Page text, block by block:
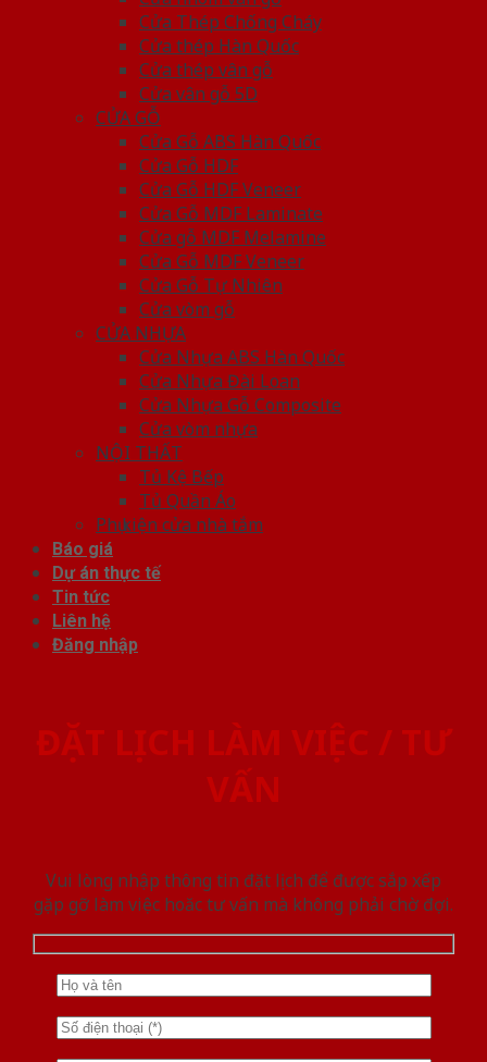
Cửa Thép Chống Cháy
Cửa thép Hàn Quốc
Cửa thép vân gỗ
Cửa vân gỗ 5D
CỬA GỖ
Cửa Gỗ ABS Hàn Quốc
Cửa Gỗ HDF
Cửa Gỗ HDF Veneer
Cửa Gỗ MDF Laminate
Cửa gỗ MDF Melamine
Cửa Gỗ MDF Veneer
Cửa Gỗ Tự Nhiên
Cửa vòm gỗ
CỬA NHỰA
Cửa Nhựa ABS Hàn Quốc
Cửa Nhựa Đài Loan
Cửa Nhựa Gỗ Composite
Cửa vòm nhựa
NỘI THẤT
Tủ Kệ Bếp
Tủ Quần Áo
Phụ kiện cửa nhà tắm
Báo giá
Dự án thực tế
Tin tức
Liên hệ
Đăng nhập
ĐẶT LỊCH LÀM VIỆC / TƯ
VẤN
Vui lòng nhập thông tin đặt lịch để được sắp xếp
gặp gỡ làm việc hoăc tư vấn mà không phải chờ đợi.